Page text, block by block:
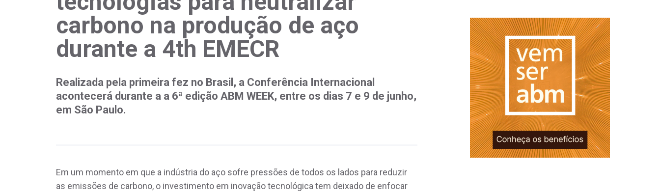
carbono na produção de aço
durante a 4th EMECR
Realizada pela primeira fez no Brasil, a Conferência Internacional
acontecerá durante a a 6ª edição ABM WEEK, entre os dias 7 e 9 de junho,
em São Paulo.
Em um momento em que a indústria do aço sofre pressões de todos os lados para reduzir
as emissões de carbono, o investimento em inovação tecnológica tem deixado de enfocar